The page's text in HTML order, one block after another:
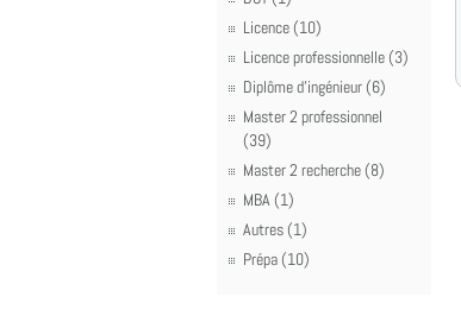
Licence (10)
Licence professionnelle (3)
Diplôme d'ingénieur (6)
Master 2 professionnel
(39)
Master 2 recherche (8)
MBA (1)
Autres (1)
Prépa (10)